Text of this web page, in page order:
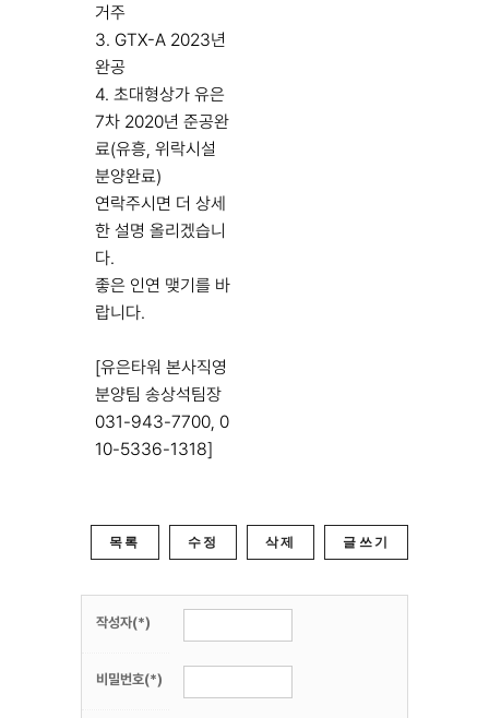
거주
3. GTX-A 2023년
완공
4. 초대형상가 유은
7차 2020년 준공완
료(유흥, 위락시설
분양완료)
연락주시면 더 상세
한 설명 올리겠습니
다.
좋은 인연 맺기를 바
랍니다.
[유은타워 본사직영
분양팀 송상석팀장
031-943-7700, 0
10-5336-1318]
목록 수정 삭제 글쓰기
작성자(*)
비밀번호(*)